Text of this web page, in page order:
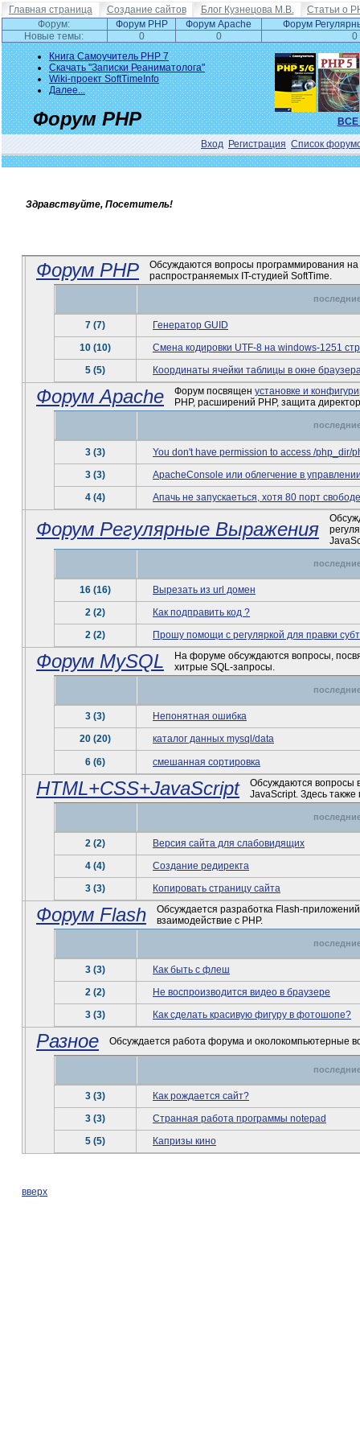
Главная страница Создание сайтов Блог Кузнецова М.В.
Статьи о
Форум:
Форум PHP Форум Apache
Форум
Новые темы:
0 0
0
Книга Самоучитель PHP 7
Скачать "Записки Реаниматолога"
Wiki-проект SoftTimeInfo
Далее...
ВСЕ
Форум PHP
Вход Регистрация Список
Здравствуйте, Посетитель!
Форум PHP
Обсуждаются вопросы программирования
распространяемых IT-студией SoftTime.
7 (7)
Генератор GUID
10 (10)
Смена кодировки UTF-8 на windows-1251
5 (5)
Координаты ячейки таблицы в окне
Форум Apache Форум посвящен установке и
PHP, расширений PHP, защита
3 (3)
You don't have permission to access /php_dir/
3 (3)
ApacheConsole или облегчение в
4 (4)
Апачь не запускаеться, хотя 80 порт
Форум Регулярные Выражения
16 (16)
Вырезать из url домен
2 (2)
Как подправить код ?
2 (2)
Прошу помощи с регуляркой для правки
Форум MySQL
На форуме обсуждаются вопросы,
хитрые SQL-запросы.
3 (3)
Непонятная ошибка
20 (20)
каталог данных mysql/data
6 (6) смешанная сортировка
HTML+CSS+JavaScript
Обсуждаются вопросы
JavaScript. Здесь
2 (2)
Версия сайта для слабовидящих
4 (4)
Создание редиректа
3 (3)
Копировать страницу сайта
Форум Flash
Обсуждается разработка Flash-
взаимодействие с PHP.
3 (3)
Как быть с флеш
2 (2)
Не воспроизводится видео в браузере
3 (3)
Как сделать красивую фигуру в фотошопе?
Разное Обсуждается работа форума и околокомпьютерные
3 (3)
Как рождается сайт?
3 (3)
Странная работа программы notepad
5 (5)
Капризы кино
вверх